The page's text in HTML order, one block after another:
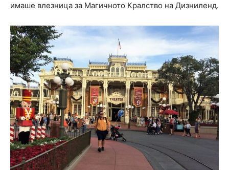
имаше влезница за Магичното Кралство на Дизниленд.